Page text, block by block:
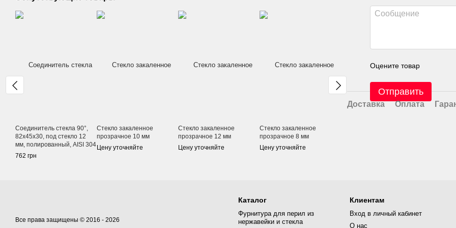
Соединитель стекла 90°,
82х45х30, под стекло 12
мм, полированный, AISI 304
762 грн
Стекло закаленное
прозрачное 10 мм
Цену уточняйте
Стекло закаленное
прозрачное 12 мм
Цену уточняйте
Стекло закаленное
прозрачное 8 мм
Цену уточняйте
Оцените товар
Отправить
Доставка Оплата
Все права защищены © 2016 - 2026
Каталог
Фурнитура для перил из
нержавейки и стекла
Клиентам
Вход в личный кабинет
О нас